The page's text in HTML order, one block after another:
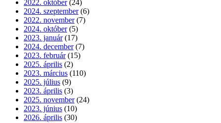
2022. október (24)
2024. szeptember (6)
2022. november (7)
2024. október (5)
2023. január (17)
2024. december (7)
2023. február (15)
2025. április (2)
2023. március (110)
2025. július (9)
2023. április (3)
2025. november (24)
2023. június (10)
2026. április (30)